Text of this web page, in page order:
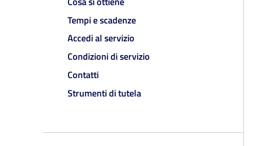
Tempi e scadenze
Accedi al servizio
Condizioni di servizio
Contatti
Strumenti di tutela